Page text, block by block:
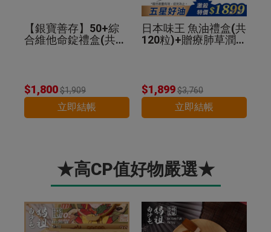
【銀寶善存】50+綜
合維他命錠禮盒(共26
$1,800$1,909
立即結帳
日本味王 魚油禮盒(共
120粒)+贈療肺草潤喉
$1,899$3,760
立即結帳
★高CP值好物嚴選★